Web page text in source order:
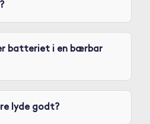
batteriet i en bærbar
lyde godt?